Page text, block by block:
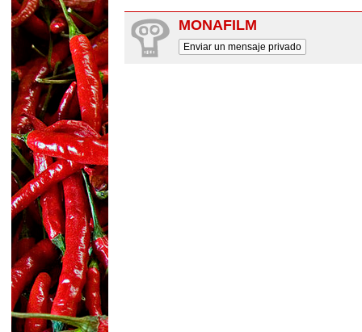
MONAFILM
Enviar un mensaje privado